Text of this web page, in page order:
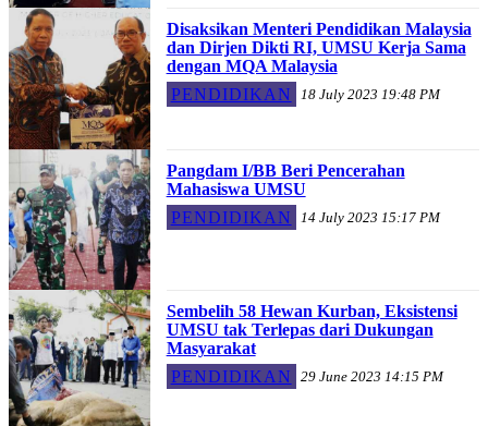
Disaksikan Menteri Pendidikan Malaysia
dan Dirjen Dikti RI, UMSU Kerja Sama
dengan MQA Malaysia
PENDIDIKAN
18 July 2023 19:48 PM
Pangdam I/BB Beri Pencerahan
Mahasiswa UMSU
PENDIDIKAN
14 July 2023 15:17 PM
Sembelih 58 Hewan Kurban, Eksistensi
UMSU tak Terlepas dari Dukungan
Masyarakat
PENDIDIKAN
29 June 2023 14:15 PM